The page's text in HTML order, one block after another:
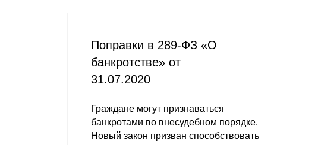
Поправки в 289-ФЗ «О
банкротстве» от
31.07.2020
Граждане могут признаваться
банкротами во внесудебном порядке.
Новый закон призван способствовать